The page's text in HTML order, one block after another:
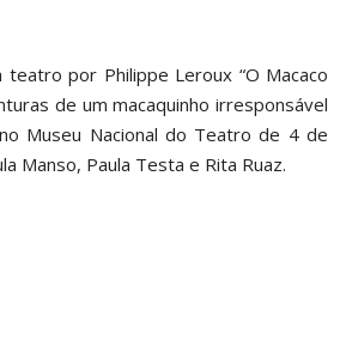
por Philippe Leroux “O Macaco
de um macaquinho irresponsável
Museu Nacional do Teatro de 4 de
Manso, Paula Testa e Rita Ruaz.